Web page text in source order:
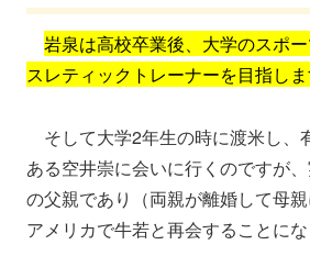
岩泉は高校卒業後、大学のスポ
スレティックトレーナーを目指しま
そして大学2年生の時に渡米し、
ある空井崇に会いに行くのですが
の父親であり（両親が離婚して母親
アメリカで牛若と再会することにな